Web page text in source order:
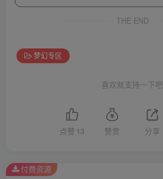
THE END
梦幻专区
喜欢就支持一下吧
点赞 13 赞赏 分享
付费资源